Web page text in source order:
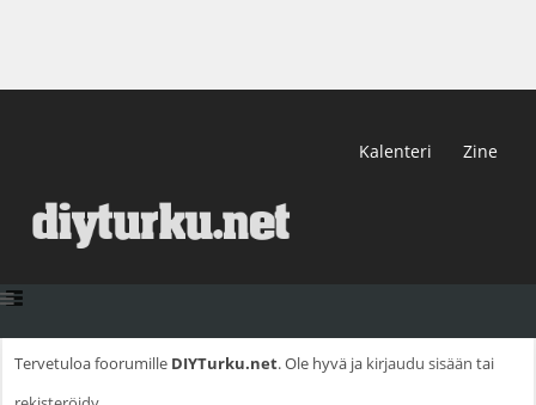
Kalenteri Zine
Tervetuloa foorumille DIYTurku.net. Ole hyvä ja kirjaudu sisään tai